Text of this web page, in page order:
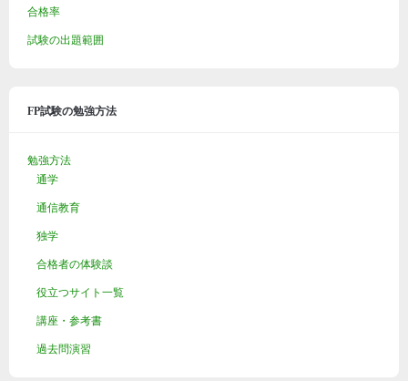
合格率
試験の出題範囲
FP試験の勉強方法
勉強方法
通学
通信教育
独学
合格者の体験談
役立つサイト一覧
講座・参考書
過去問演習